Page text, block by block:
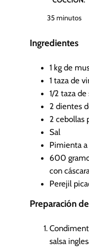
35 m
n
o
s
minutos
Ingredientes
1 kg de
1 taza de
1/2 taza de
2 dientes
2 cebollas
Sal
Pimienta
600
con
Perejil
Preparación
salsa